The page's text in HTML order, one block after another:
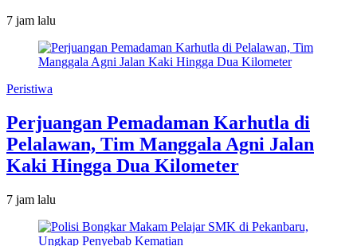
7 jam lalu
Peristiwa
Perjuangan Pemadaman Karhutla di
Pelalawan, Tim Manggala Agni Jalan
Kaki Hingga Dua Kilometer
7 jam lalu